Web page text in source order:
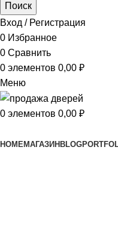
Поиск
Вход / Регистрация
0 Избранное
0 Сравнить
0 элементов 0,00 ₽
Меню
0 элементов 0,00 ₽
HOMEМАГАЗИН BLOG